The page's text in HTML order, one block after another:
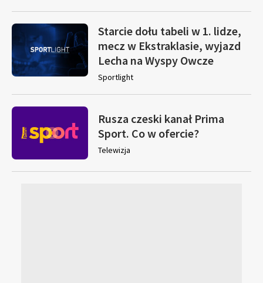
Starcie dołu tabeli w 1. lidze,
mecz w Ekstraklasie, wyjazd
Lecha na Wyspy Owcze
Sportlight
Rusza czeski kanał Prima
Sport. Co w ofercie?
Telewizja